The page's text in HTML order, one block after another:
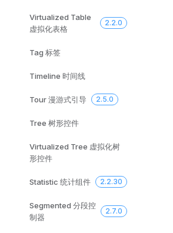
Virtualized Table
虚拟化表格
2.2.0
Tag 标签
Timeline 时间线
Tour 漫游式引导 2.5.0
Tree 树形控件
Virtualized Tree 虚拟化树
形控件
Statistic 统计组件 2.2.30
Segmented 分段控
制器
2.7.0